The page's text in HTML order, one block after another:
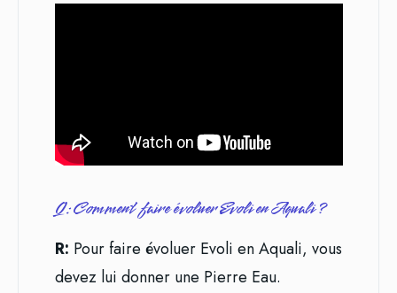
Q: Comment faire évoluer Evoli en Aquali ?
R: Pour faire évoluer Evoli en Aquali, vous
devez lui donner une Pierre Eau.